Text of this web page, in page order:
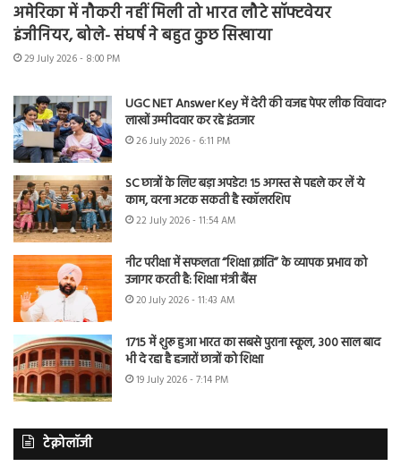
अमेरिका में नौकरी नहीं मिली तो भारत लौटे सॉफ्टवेयर
इंजीनियर, बोले- संघर्ष ने बहुत कुछ सिखाया
29 July 2026 - 8:00 PM
UGC NET Answer Key में देरी की वजह पेपर लीक विवाद?
लाखों उम्मीदवार कर रहे इंतजार
26 July 2026 - 6:11 PM
SC छात्रों के लिए बड़ा अपडेट! 15 अगस्त से पहले कर लें ये
काम, वरना अटक सकती है स्कॉलरशिप
22 July 2026 - 11:54 AM
नीट परीक्षा में सफलता “शिक्षा क्रांति” के व्यापक प्रभाव को
उजागर करती है: शिक्षा मंत्री बैंस
20 July 2026 - 11:43 AM
1715 में शुरू हुआ भारत का सबसे पुराना स्कूल, 300 साल बाद
भी दे रहा है हजारों छात्रों को शिक्षा
19 July 2026 - 7:14 PM
टेक्नोलॉजी